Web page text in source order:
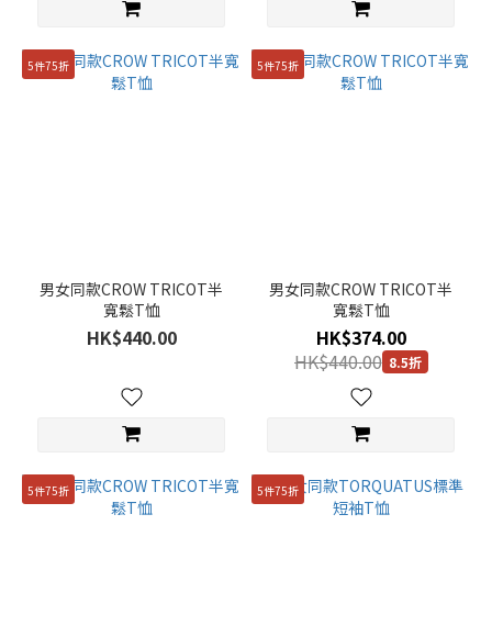
5件75折
男女同款CROW TRICOT半
寬鬆T恤
HK$440.00
5件75折
男女同款CROW TRICOT半
寬鬆T恤
HK$374.00
HK$440.00 8.5折
5件75折 5件75折